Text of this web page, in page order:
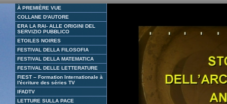
À PREMIÈRE VUE
COLLANE D'AUTORE
ERA LA RAI- ALLE ORIGINI DEL
SERVIZIO PUBBLICO
ETOILES NOIRES
FESTIVAL DELLA FILOSOFIA
FESTIVAL DELLA MATEMATICA
FESTIVAL DELLE LETTERATURE
FIEST – Formation Internationale à
l'écriture des séries TV
IFADTV
LETTURE SULLA PACE